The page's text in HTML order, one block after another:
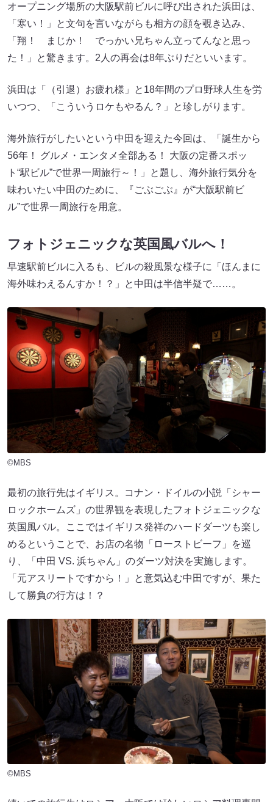
オープニング場所の大阪駅前ビルに呼び出された浜田は、
「寒い！」と文句を言いながらも相方の顔を覗き込み、
「翔！ まじか！ でっかい兄ちゃん立ってんなと思っ
た！」と驚きます。2人の再会は8年ぶりだといいます。
浜田は「（引退）お疲れ様」と18年間のプロ野球人生を労
いつつ、「こういうロケもやるん？」と珍しがります。
海外旅行がしたいという中田を迎えた今回は、「誕生から
56年！ グルメ・エンタメ全部ある！ 大阪の定番スポッ
ト“駅ビル”で世界一周旅行～！」と題し、海外旅行気分を
味わいたい中田のために、『ごぶごぶ』が“大阪駅前ビ
ル”で世界一周旅行を用意。
フォトジェニックな英国風バルへ！
早速駅前ビルに入るも、ビルの殺風景な様子に「ほんまに
海外味わえるんすか！？」と中田は半信半疑で……。
©MBS
最初の旅行先はイギリス。コナン・ドイルの小説「シャー
ロックホームズ」の世界観を表現したフォトジェニックな
英国風バル。ここではイギリス発祥のハードダーツも楽し
めるということで、お店の名物「ローストビーフ」を巡
り、「中田 VS. 浜ちゃん」のダーツ対決を実施します。
「元アスリートですから！」と意気込む中田ですが、果た
して勝負の行方は！？
©MBS